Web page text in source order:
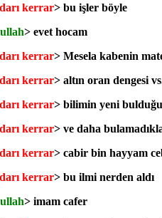
kerrar> bu işler böyle
> evet hocam
kerrar> Mesela kabenin
kerrar> altın oran dengesi
kerrar> bilimin yeni bulduğu
kerrar> ve daha
kerrar> cabir bin hayyam
kerrar> bu ilmi nerden aldı
> imam cafer